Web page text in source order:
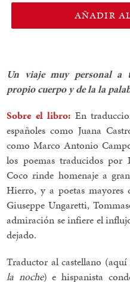
AÑADIR
Un viaje muy personal a
propio cuerpo y de la la
Sobre el libro: En
españoles como Juana
como Marco Antonio
los poemas traducidos
Coco rinde homenaje a
Hierro, y a poetas
Giuseppe Ungaretti,
admiración se infiere el
dejado.
Traductor al castellano
la noche) e hispanista